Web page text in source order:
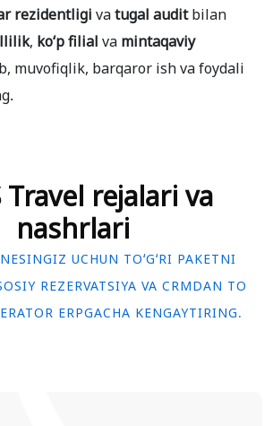
rezidentligivatugal auditbilan
,koʻp filialvamintaqaviy
muvofiqlik, barqaror ish va foydali
Travel rejalari va
nashrlari
UCHUN TOʻGʻRI PAKETNI
REZERVATSIYA VA CRMDAN TO
ERPGACHA KENGAYTIRING.